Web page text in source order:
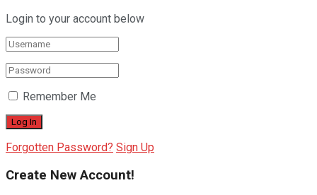
Login to your account below
Remember Me
Forgotten Password? Sign Up
Create New Account!